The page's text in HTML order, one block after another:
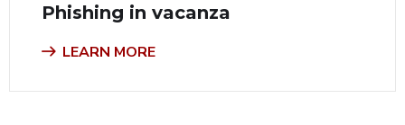
Phishing in vacanza
LEARN MORE